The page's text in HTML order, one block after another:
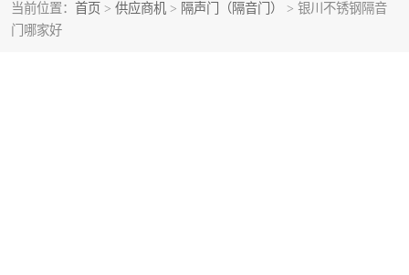
当前位置： 首页 > 供应商机 > 隔声门（隔音门）
> 银川不锈钢隔音
门哪家好